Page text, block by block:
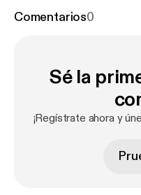
de manos y promesas
encuentran) quienes
AlarcónProducción
Vizzón.Guión: Julia
periodística:
Mateo CorráMúsica
Alejandra López
Comentarios0
Sé la
¡Regístrate ahora y